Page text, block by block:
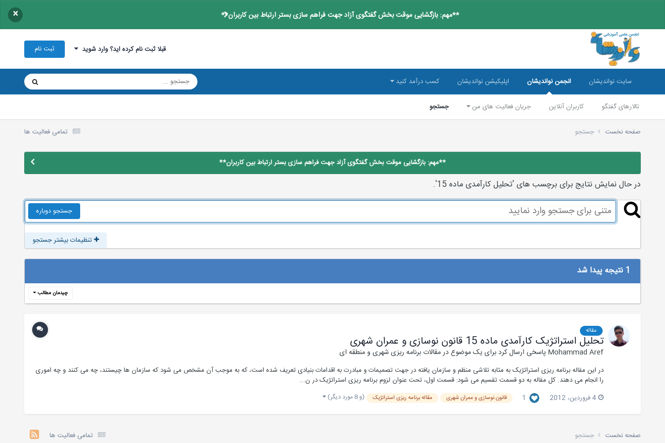
**مهم: بازگشایی موقت بخش گفتگوی آزاد جهت فراهم سازی بستر ارتباط بین کاربران** ×
قبلا ثبت نام کرده اید؟ وارد شوید ثبت نام
سایت نواندیشان انجمن نواندیشان
تالارهای گفتگو کاربران آنلاین جریان فعالیت های من جستجو
اپلیکیشن نواندیشان کسب درآمد کنید
تمامی فعالیت ها صفحه نخست جستجو
**مهم: بازگشایی موقت بخش گفتگوی آزاد جهت فراهم سازی بستر ارتباط بین کاربران**
در حال نمایش نتایج برای برچسب های 'تحلیل کارآمدی ماده 15'.
جستجو دوباره
تنظیمات بیشتر جستجو
1 نتیجه پیدا شد
چیدمان مطالب
مقاله
تحلیل استراتژیک کارآمدی ماده 15 قانون نوسازی و عمران شهری
Mohammad Aref پاسخی ارسال کرد برای یک موضوع درمقالات برنامه ریزی شهری و منطقه ای
در این مقاله برنامه ریزی استراتژیک به مثابه تلاشی منظم و سازمان یافته در جهت تصمیمات و مبادرت به اقدامات بنیادی تعریف شده است، که به موجب آن مشخص می شود که سازمان ها چیستند، چه می کنند و چه اموری
را انجام می دهند. کل مقاله به دو قسمت تقسیم می شود: قسمت اول، تحت عنوان لزوم برنامه ریزی استراتژیک در ن...
4 فروردین، 2012
1 قانون نوسازی و عمران شهری مقاله برنامه ریزی استراتژیک (و 8 مورد دیگر)
تمامی فعالیت ها صفحه نخست جستجو